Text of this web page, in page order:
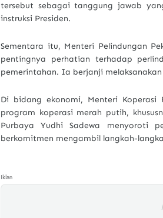
tersebut sebagai tanggung jawab
instruksi Presiden.
Sementara itu, Menteri Pelindungan
pentingnya perhatian terhadap
pemerintahan. Ia berjanji
Di bidang ekonomi, Menteri Koperasi
program koperasi merah putih,
Purbaya Yudhi Sadewa menyoroti
berkomitmen mengambil langkah-
Iklan